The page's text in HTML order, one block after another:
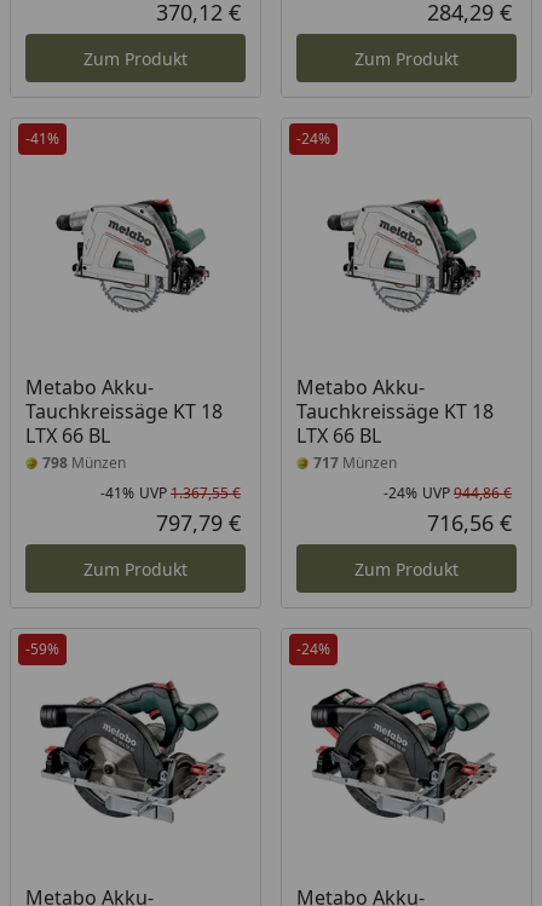
Aktueller Preis
370,12 €
Zum Produkt
284,29 €
Zum Produkt
-41%
Metabo Akku-
Tauchkreissäge KT 18
LTX 66 BL
798 Münzen
Rabatt in Prozent
-41%
Ursprünglicher Preis
UVP1.367,55 €
Aktueller Preis
797,79 €
Zum Produkt
-24%
Metabo Akku-
Tauchkreissäge KT 18
LTX 66 BL
717Münzen
-24% UVP944,86 €
716,56 €
Zum Produkt
-59%
Metabo Akku-
-24%
Metabo Akku-